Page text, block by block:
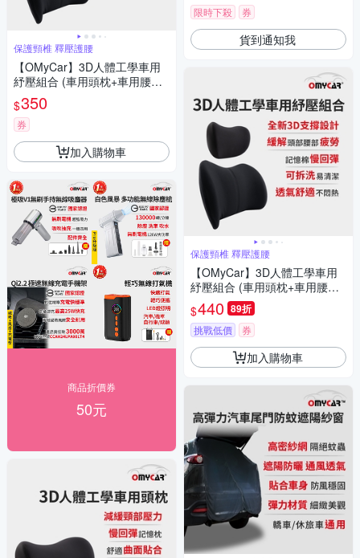
保護頸椎 釋壓護腰
【OMyCar】3D人體工學車用
紓壓組合 (車用頭枕+車用腰靠
枕)-快
$350
券
加入購物車
商品折價券
50元
限時下殺 券
貨到通知我
保護頸椎 釋壓護腰
【OMyCar】3D人體工學車用
紓壓組合 (車用頭枕+車用腰靠
枕)
$440 89折
挑戰低價 券
加入購物車